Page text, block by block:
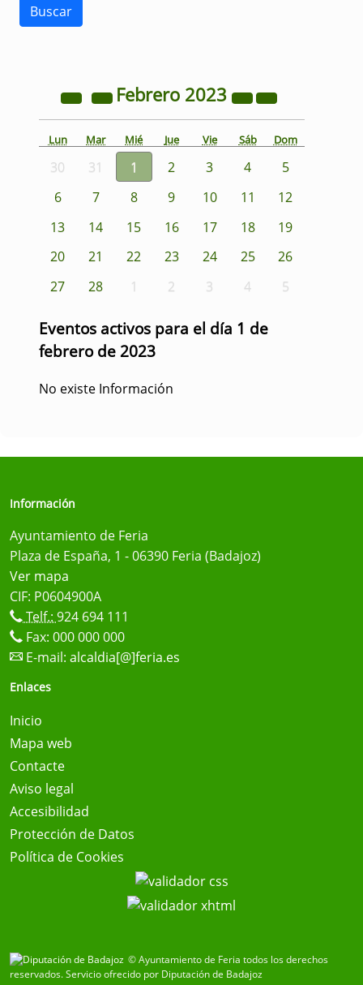
Febrero 2023
Lun Mar Mié Jue Vie Sáb Dom
30 31 1 2 3 4
5
6
7 8 9 10 11
12
13
14 15 16 17 18
19
20
21 22 23 24 25
26
27
28 1 2 3 4 5
Eventos activos para el día 1 de
febrero de 2023
No existe Información
Información
Ayuntamiento de Feria
Plaza de España, 1 - 06390 Feria (Badajoz)
Ver mapa
CIF: P0604900A
Telf.: 924 694 111
Fax: 000 000 000
E-mail: alcaldia[@]feria.es
Enlaces
Inicio
Mapa web
Contacte
Aviso legal
Accesibilidad
Protección de Datos
Política de Cookies
© Ayuntamiento de Feria todos los derechos
reservados.Servicio ofrecido por Diputación de Badajoz